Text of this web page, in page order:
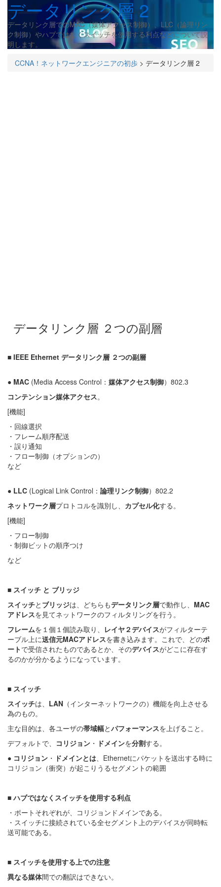
データリンク層 2
データリンク層でのMAC（媒体アクセス制御）、LLC（論理リン
ク制御）やハブではなくスイッチを使用する利点などについて説
明します。
CCNA！ネットワークエンジニアの初歩 > データリンク層 2
データリンク層 ２つの副層
■ IEEE Ethernet データリンク層 ２つの副層
● MAC (Media Access Control： 媒体アクセス制御）802.3
コンテンション媒体アクセス。
[機能]
・回線選択
・フレーム順序配送
・誤り通知
・フロー制御（オプションの）
など
● LLC (Logical Link Control： 論理リンク制御）802.2
ネットワーク層プロトコルを識別し、 カプセル化する。
[機能]
・フロー制御
・制御ビットの順序つけ
など
■ スイッチ と ブリッジ
スイッチと ブリッジは、どちらもデータリンク層で動作し、 MAC
アドレスを見てネットワークのフィルタリングを行う。
フレームを１個１個読み取り、 レイヤ２デバイスがフィルターテ
ーブル上に送信元MACアドレスを書き込みます。これで、どのポ
ートで受信されたものであるとか、そのデバイスがどこに存在す
るのかが分かるようになっています。
■ スイッチ
スイッチは、 LAN （インターネットワークの）機能を向上させる
為のもの。
主な目的は、各ユーザの帯域幅とパフォーマンスを上げること。
デフォルトで、 コリジョン ・ ドメインを分割する。
● コリジョン ・ ドメインとは、Ethernetにパケットを送出する時に
コリジョン（衝突）が起こりうるセグメントの範囲
■ハブではなくスイッチを使用する利点
・ポートそれぞれが、コリジョンドメインである。
・スイッチに接続されている全セグメント上のデバイスが同時転
送可能である。
■ スイッチを使用する上での注意
異なる媒体間での翻訳はできない。